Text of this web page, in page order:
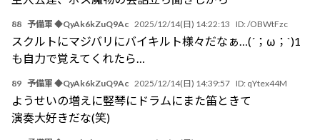
88 予備軍 ◆QyAk6kZuQ9Ac 2025/12/14(日) 14:22:13 ID:/OBWtFzc
スクルトにマジバリにバイキルト様々だなぁ…(´；ω；`)1
も自力で覚えてくれたら…
89 予備軍 ◆QyAk6kZuQ9Ac 2025/12/14(日) 14:39:57 ID: qYtex44M
ようせいの増えに竪琴にドラムにまた笛ときて
演奏大好きだな(笑)